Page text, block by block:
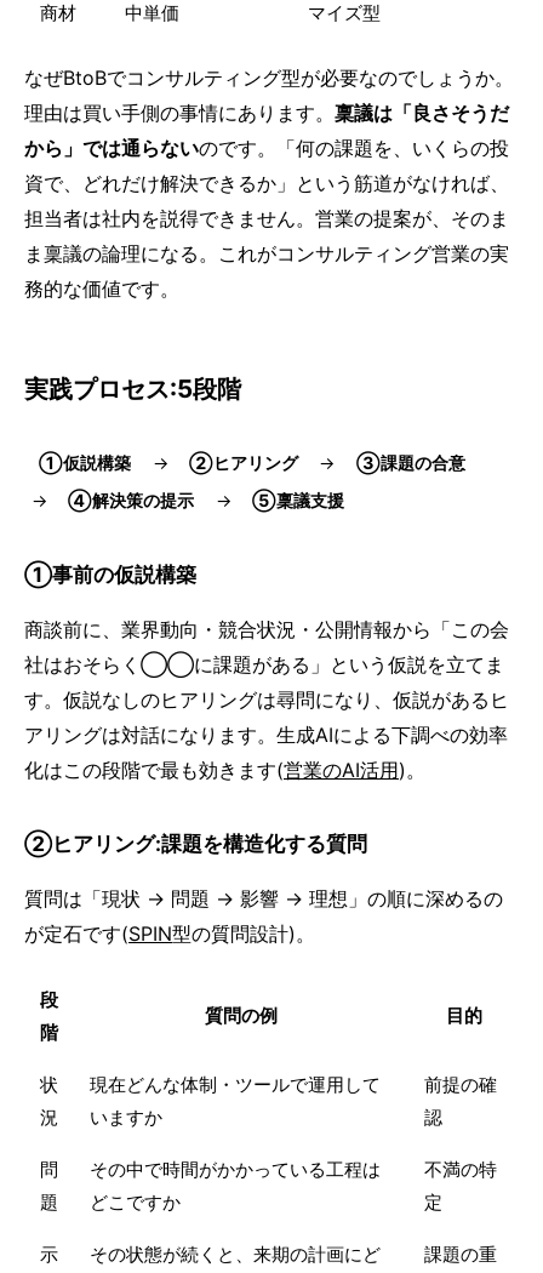
商材
中単価
マイズ型
なぜBtoBでコンサルティング型が必要なのでしょうか。
理由は買い手側の事情にあります。 稟議は「良さそうだ
から」では通らないのです。「何の課題を、いくらの投
資で、どれだけ解決できるか」という筋道がなければ、
担当者は社内を説得できません。営業の提案が、そのま
ま稟議の論理になる。これがコンサルティング営業の実
務的な価値です。
実践プロセス:5段階
①仮説構築 ②ヒアリング
③課題の合意
④解決策の提示
⑤稟議支援
①事前の仮説構築
商談前に、業界動向・競合状況・公開情報から「この会
社はおそらく◯◯に課題がある」という仮説を立てま
す。仮説なしのヒアリングは尋問になり、仮説があるヒ
アリングは対話になります。生成AIによる下調べの効率
化はこの段階で最も効きます(営業のAI活用)。
②ヒアリング:課題を構造化する質問
質問は「現状 → 問題 → 影響 → 理想」の順に深めるの
が定石です(SPIN型の質問設計)。
段
階
質問の例 目的
状
況
現在どんな体制・ツールで運用して
いますか
前提の確
認
問
題
その中で時間がかかっている工程は
どこですか
不満の特
定
示
その状態が続くと、来期の計画にど
課題の重